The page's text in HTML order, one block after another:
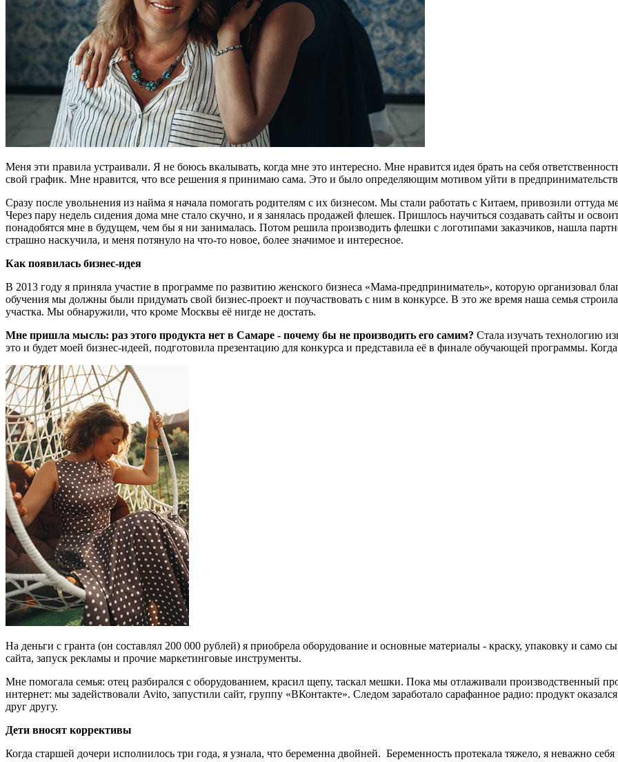
Меня эти правила устраивали. Я не боюсь вкалывать, когда мне это интересно. Мне нравится идея брать на себя
свой график. Мне нравится, что все решения я принимаю сама. Это и было определяющим мотивом уйти в
Сразу после увольнения из найма я начала помогать родителям с их бизнесом. Мы стали работать с Китаем, привозили оттуда
Через пару недель сидения дома мне стало скучно, и я занялась продажей флешек. Пришлось научиться создавать сайты и
понадобятся мне в будущем, чем бы я ни занималась. Потом решила производить флешки с логотипами заказчиков, нашла
страшно наскучила, и меня потянуло на что-то новое, более значимое и интересное.
Как появилась бизнес-идея
В 2013 году я приняла участие в программе по развитию женского бизнеса «Мама-предприниматель», которую организовал
обучения мы должны были придумать свой бизнес-проект и поучаствовать с ним в конкурсе. В это же время наша семья
участка. Мы обнаружили, что кроме Москвы её нигде не достать.
Мне пришла мысль: раз этого продукта нет в Самаре - почему бы не производить его самим? Стала изучать технологию
это и будет моей бизнес-идеей, подготовила презентацию для конкурса и представила её в финале обучающей программы.
На деньги с гранта (он составлял 200 000 рублей) я приобрела оборудование и основные материалы - краску, упаковку и само
сайта, запуск рекламы и прочие маркетинговые инструменты.
Мне помогала семья: отец разбирался с оборудованием, красил щепу, таскал мешки. Пока мы отлаживали производственный
интернет: мы задействовали Avito, запустили сайт, группу «ВКонтакте». Следом заработало сарафанное радио: продукт
друг другу.
Дети вносят коррективы
Когда старшей дочери исполнилось три года, я узнала, что беременна двойней. Беременность протекала тяжело, я неважно